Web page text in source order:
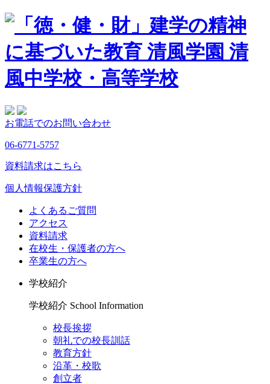
お電話でのお問い合わせ
06-6771-5757
資料請求はこちら
個人情報保護方針
よくあるご質問
アクセス
資料請求
在校生・保護者の方へ
卒業生の方へ
学校紹介
学校紹介 School Information
校長挨拶
朝礼での校長訓話
教育方針
沿革・校歌
創立者